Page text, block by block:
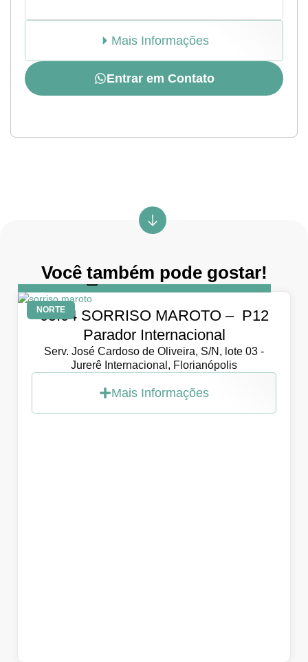
Mais Informações
Entrar em Contato
Você também pode gostar!
NORTE
DIA5 de abril de 2026
05.04 SORRISO MAROTO – P12
Parador Internacional
Serv. José Cardoso de Oliveira, S/N, lote 03 -
Jurerê Internacional, Florianópolis
Mais Informações